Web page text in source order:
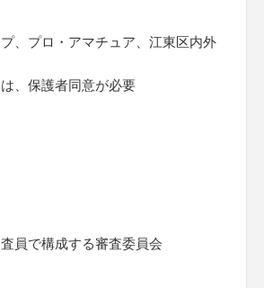
、プロ・アマチュア、江東区内外
、保護者同意が必要
員で構成する審査委員会